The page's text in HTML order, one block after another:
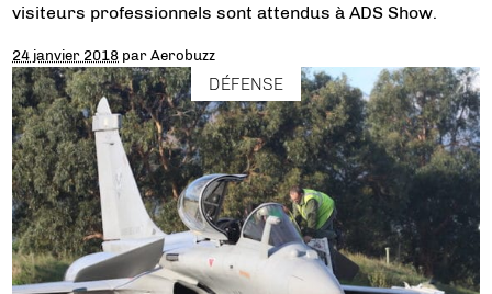
visiteurs professionnels sont attendus à ADS Show.
24 janvier 2018 parAerobuzz
DÉFENSE